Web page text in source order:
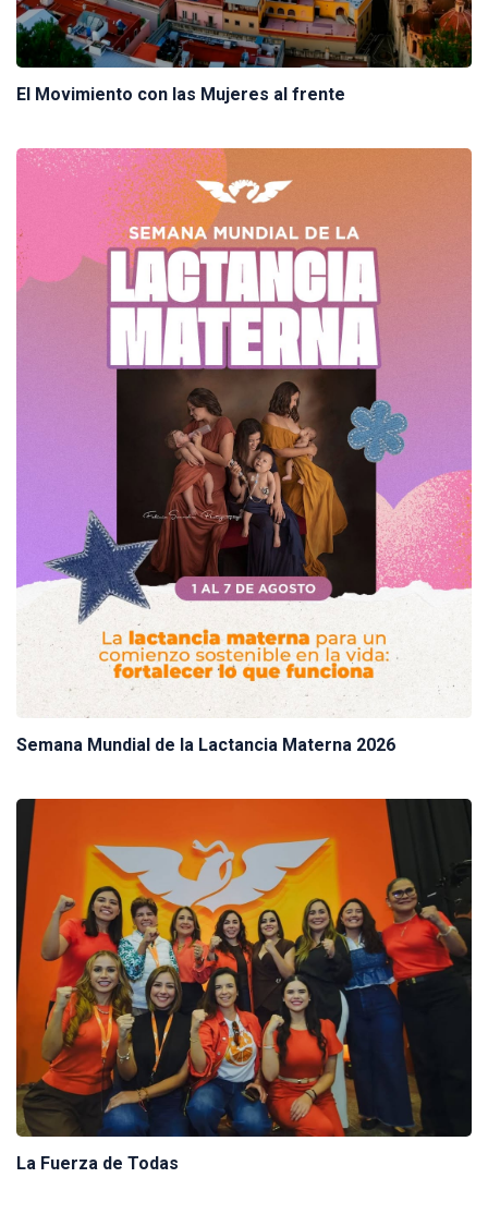
El Movimiento con las Mujeres al frente
Semana Mundial de la Lactancia Materna 2026
La Fuerza de Todas